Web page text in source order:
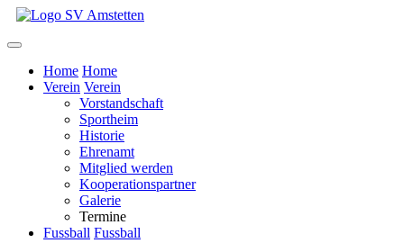
Home Home
Verein Verein
Vorstandschaft
Sportheim
Historie
Ehrenamt
Mitglied werden
Kooperationspartner
Galerie
Termine
Fussball Fussball